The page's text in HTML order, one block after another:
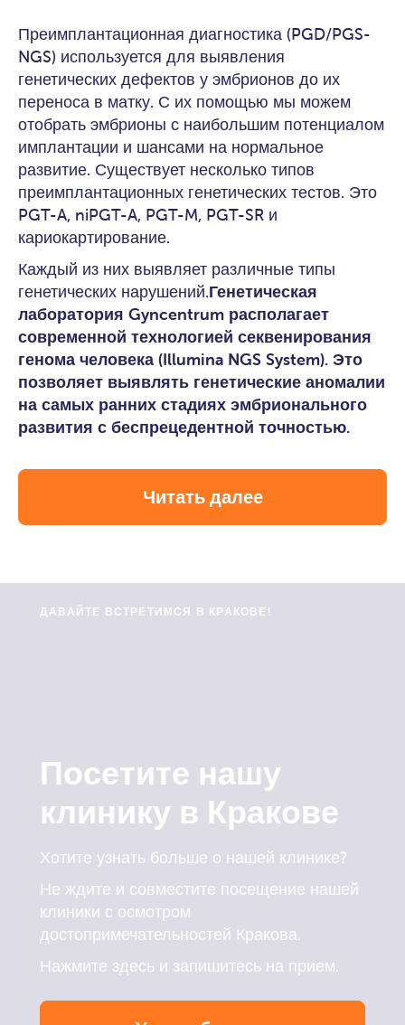
Преимплантационная диагностика (PGD/PGS-
NGS) используется для выявления
генетических дефектов у эмбрионов до их
переноса в матку. С их помощью мы можем
отобрать эмбрионы с наибольшим потенциалом
имплантации и шансами на нормальное
развитие. Существует несколько типов
преимплантационных генетических тестов. Это
PGT-A, niPGT-A, PGT-M, PGT-SR и
кариокартирование.
Каждый из них выявляет различные типы
генетических нарушений.Генетическая
лаборатория Gyncentrum располагает
современной технологией секвенирования
генома человека (Illumina NGS System). Это
позволяет выявлять генетические аномалии
на самых ранних стадиях эмбрионального
развития с беспрецедентной точностью.
Читать далее
ДАВАЙТЕ ВСТРЕТИМСЯ В КРАКОВЕ!
Посетите нашу
клинику в Кракове
Хотите узнать больше о нашей клинике?
Не ждите и совместите посещение нашей
клиники с осмотром
достопримечательностей Кракова.
Нажмите здесь и запишитесь на прием.